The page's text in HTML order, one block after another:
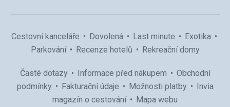
Cestovní kanceláře Dovolená Last minute
Exotika
Parkování
Recenze hotelů Rekreační domy
Časté dotazy Informace před nákupem
Obchodní
podmínky
Fakturační údaje Možnosti platby
Invia
magazín o cestování
Mapa webu